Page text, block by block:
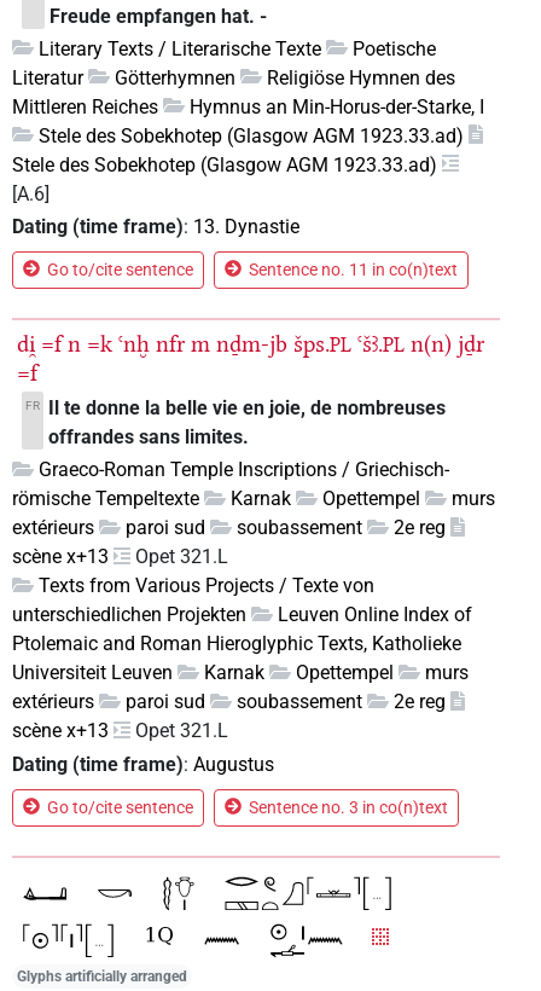
Freude empfangen hat. -
Literary Texts / Literarische Texte
Poetische
Literatur
Götterhymnen
Religiöse Hymnen des
Mittleren Reiches
Hymnus an Min-Horus-der-Starke, I
Stele des Sobekhotep (Glasgow AGM 1923.33.ad)
Stele des Sobekhotep (Glasgow AGM 1923.33.ad)
[A.6]
Dating (time frame): 13. Dynastie
Go to/cite sentence Sentence no. 11 in co(n)text
di̯ =f n =k ꜥnḫ nfr m nḏm-jb šps.PL ꜥšꜣ.PL n(n) jḏr
=f
FR
Il te donne la belle vie en joie, de nombreuses
offrandes sans limites.
Graeco-Roman Temple Inscriptions / Griechisch-
römische Tempeltexte
Karnak Opettempel
murs
extérieurs
paroi sud soubassement
2e reg
scène x+13
Opet 321.L
Texts from Various Projects / Texte von
unterschiedlichen Projekten
Leuven Online Index of
Ptolemaic and Roman Hieroglyphic Texts, Katholieke
Universiteit Leuven
Karnak Opettempel
murs
extérieurs
paroi sud soubassement
2e reg
scène x+13
Opet 321.L
Dating (time frame): Augustus
Go to/cite sentence Sentence no. 3 in co(n)text
Glyphs artificially arranged